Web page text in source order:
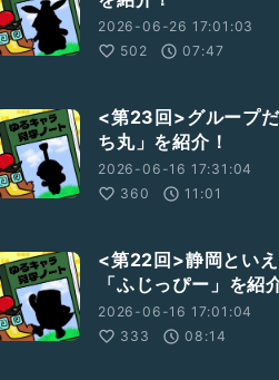
2026-06-26 17:01:03
502
07:47
<第23回>グループ
ち丸」を紹介！
2026-06-16 17:31:04
360
11:01
<第22回>静岡とい
「ふじっぴー」を紹
2026-06-16 17:01:04
333
08:14